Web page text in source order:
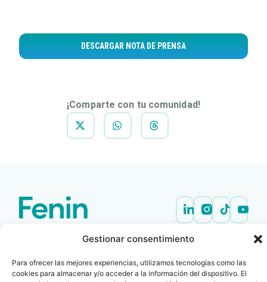
Gestionar consentimiento
Para ofrecer las mejores experiencias, utilizamos tecnologías como las
cookies para almacenar y/o acceder a la información del dispositivo. El
DESCARGAR NOTA DE PRENSA
¡Comparte con tu comunidad!
info@fenin.es
C/ Villanueva, 20 - 1-
28001
Travesera de Gracia, 56 -
932 014 655